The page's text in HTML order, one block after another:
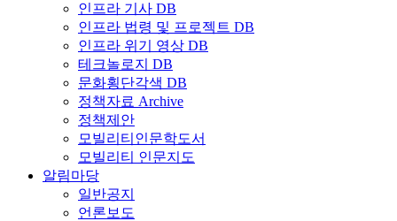
인프라 기사 DB
인프라 법령 및 프로젝트 DB
인프라 위기 영상 DB
테크놀로지 DB
문화횡단각색 DB
정책자료 Archive
정책제안
모빌리티인문학도서
모빌리티 인문지도
알림마당
일반공지
언론보도